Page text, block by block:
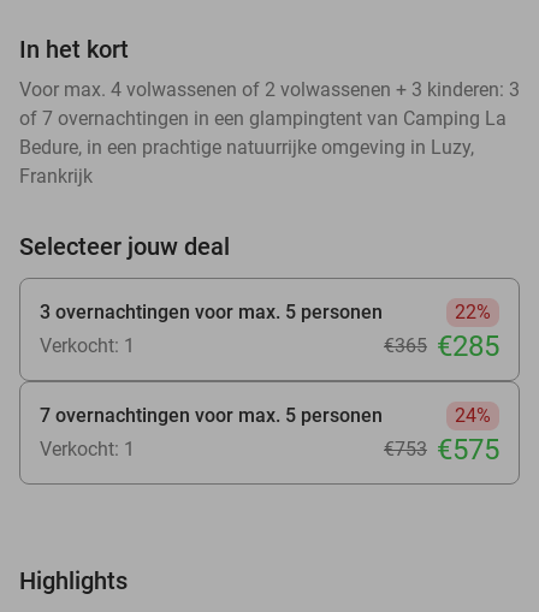
In het kort
Voor max. 4 volwassenen of 2 volwassenen + 3 kinderen: 3
of 7 overnachtingen in een glampingtent van Camping La
Bedure, in een prachtige natuurrijke omgeving in Luzy,
Frankrijk
Selecteer jouw deal
3 overnachtingen voor max. 5 personen
22%
Verkocht: 1
€365 €285
7 overnachtingen voor max. 5 personen
24%
Verkocht: 1
€753 €575
Highlights